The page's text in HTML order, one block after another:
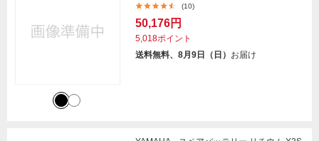
(10)
50,176円
5,018ポイント
送料無料、8月9日（日） お届け